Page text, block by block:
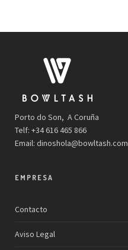
Porto do Son, A Coruña
Telf: +34 616 465 866
Email: dinoshola@bowltash.com
EMPRESA
Contacto
Aviso Legal